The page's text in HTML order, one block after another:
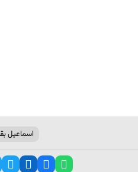
اسماعیل